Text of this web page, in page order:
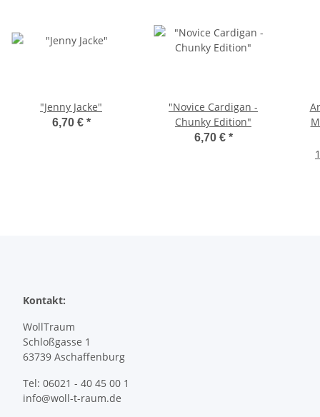
"Jenny Jacke"
6,70 € *
"Novice Cardigan -
Chunky Edition"
6,70 € *
Kontakt:
WollTraum
Schloßgasse 1
63739 Aschaffenburg
Tel: 06021 - 40 45 00 1
info@woll-t-raum.de